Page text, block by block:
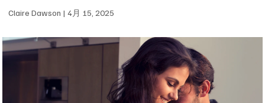
Claire Dawson 4月 15, 2025